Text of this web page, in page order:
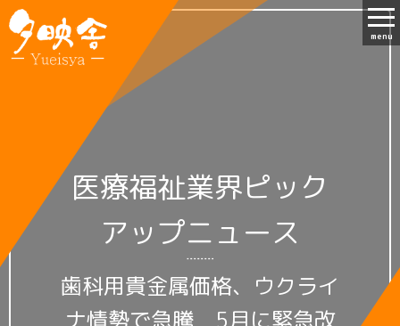
医療福祉業界ピック
アップニュース
歯科用貴金属価格、ウクライ
ナ情勢で急騰 5月に緊急改
menu